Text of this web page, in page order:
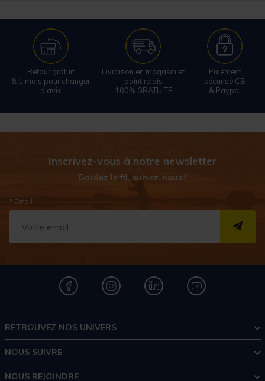
Retour gratuit
& 1 mois pour changer
d'avis
Livraison en magasin et
point relais
100% GRATUITE
Paiement
sécurisé CB
& Paypal
Inscrivez-vous à notre newsletter
Gardez le fil, suivez-nous !
* Email
RETROUVEZ NOS UNIVERS
NOUS SUIVRE
NOUS REJOINDRE